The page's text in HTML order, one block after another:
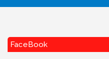
FaceBook